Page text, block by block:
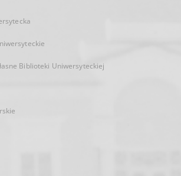
Biblioteki Uniwersyteckiej